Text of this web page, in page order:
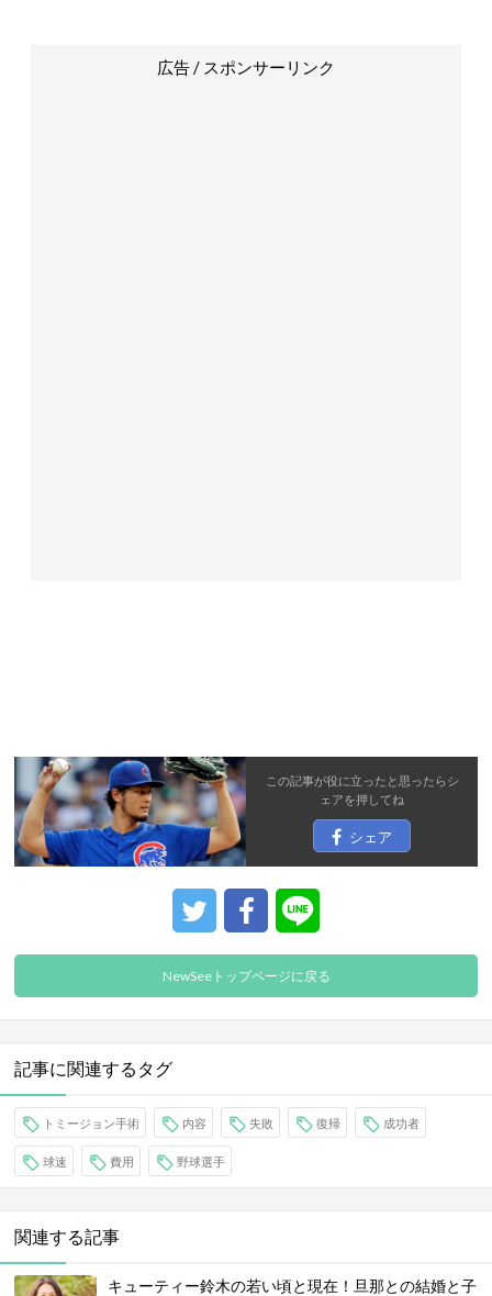
広告 / スポンサーリンク
この記事が役に立ったと思ったらシ
ェアを押してね
シェア
NewSeeトップページに戻る
記事に関連するタグ
トミージョン手術 内容 失敗 復帰 成功者
球速 費用 野球選手
関連する記事
キューティー鈴木の若い頃と現在！旦那との結婚と子